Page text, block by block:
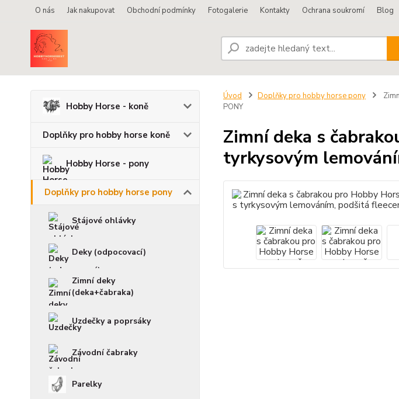
O nás Jak nakupovat Obchodní podmínky Fotogalerie Kontakty Ochrana soukromí Blog
Hobby Horse - koně
Doplňky pro hobby horse koně
Hobby Horse - pony
Doplňky pro hobby horse pony
Stájové ohlávky
Deky (odpocovací)
Zimní deky
(deka+čabraka)
Uzdečky a poprsáky
Závodní čabraky
Parelky
Úvod Doplňky pro hobby horse pony
PONY
Zimní deka s
tyrkysovým